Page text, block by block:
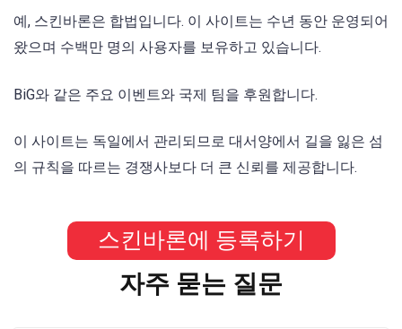
예, 스킨바론은 합법입니다. 이 사이트는 수년 동안 운영되어
왔으며 수백만 명의 사용자를 보유하고 있습니다.
BiG와 같은 주요 이벤트와 국제 팀을 후원합니다.
이 사이트는 독일에서 관리되므로 대서양에서 길을 잃은 섬
의 규칙을 따르는 경쟁사보다 더 큰 신뢰를 제공합니다.
스킨바론에 등록하기
자주 묻는 질문